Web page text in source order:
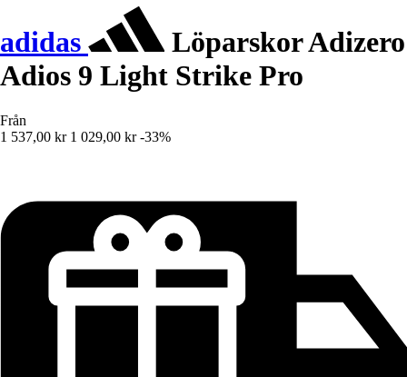
adidas
Löparskor Adizero
Adios 9 Light Strike Pro
Från
1 537,00 kr 1 029,00 kr -33%